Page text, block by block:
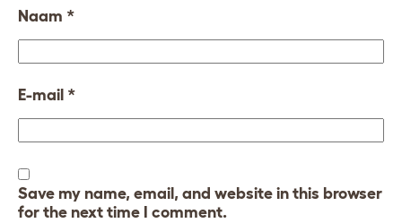
Naam *
E-mail *
Save my name, email, and website in this browser
for the next time I comment.